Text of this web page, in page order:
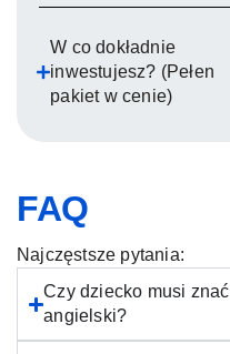
W co dokładnie
inwestujesz? (Pełen
pakiet w cenie)
FAQ
Najczęstsze pytania:
Czy dziecko musi znać
angielski?